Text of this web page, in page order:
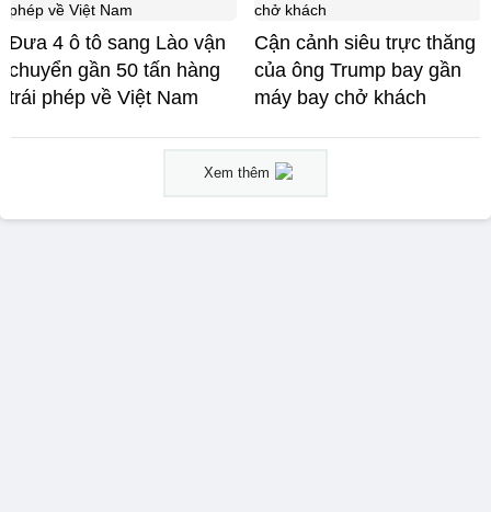
Đưa 4 ô tô sang Lào vận
chuyển gần 50 tấn hàng
trái phép về Việt Nam
Cận cảnh siêu trực thăng
của ông Trump bay gần
máy bay chở khách
Xem thêm